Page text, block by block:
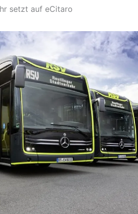
setzt auf eCitaro